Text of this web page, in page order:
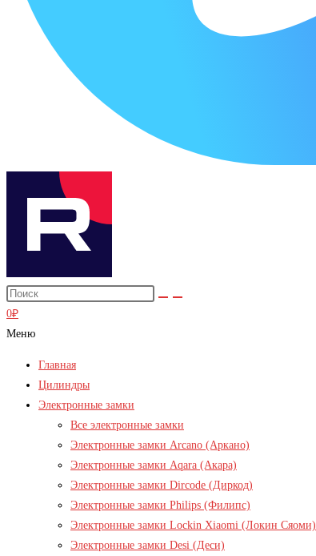
0₽
Меню
Главная
Цилиндры
Электронные замки
Все электронные замки
Электронные замки Arcano (Аркано)
Электронные замки Aqara (Акара)
Электронные замки Dircode (Диркод)
Электронные замки Philips (Филипс)
Электронные замки Lockin Xiaomi (Локин Сяоми)
Электронные замки Desi (Деси)